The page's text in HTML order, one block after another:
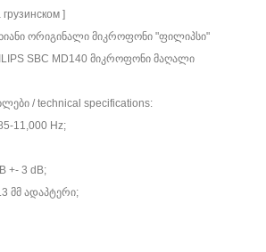
]
ორიგინალი მიკროფონი "ფილიპსი"
SBC MD140 მიკროფონი მაღალი
/ technical specifications:
11,000 Hz;
+- 3 dB;
მმ ადაპტერი;